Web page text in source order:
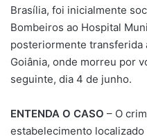
Brasília, foi inicialmente
Bombeiros ao Hospital
posteriormente transferida
Goiânia, onde morreu por
seguinte, dia 4 de junho.
ENTENDA O CASO – O
estabelecimento